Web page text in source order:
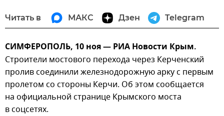
Читать в МАКС Дзен Telegram
СИМФЕРОПОЛЬ, 10 ноя — РИА Новости Крым.
Строители мостового перехода через Керченский
пролив соединили железнодорожную арку с первым
пролетом со стороны Керчи. Об этом сообщается
на официальной странице Крымского моста
в соцсетях.